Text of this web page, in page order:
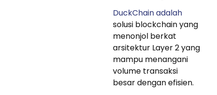
DuckChain adalah
solusi blockchain yang
menonjol berkat
arsitektur Layer 2 yang
mampu menangani
volume transaksi
besar dengan efisien.